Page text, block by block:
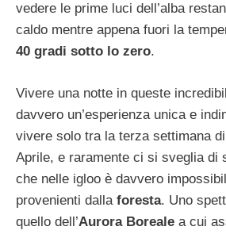
vedere le prime luci dell’alba
caldo mentre appena fuori la
40 gradi sotto lo zero.
Vivere una notte in queste
davvero un’esperienza unica e
vivere solo tra la terza settimana
Aprile, e raramente ci si sveglia di
che nelle igloo è davvero
provenienti dalla foresta. Uno
quello dell’Aurora Boreale a cui